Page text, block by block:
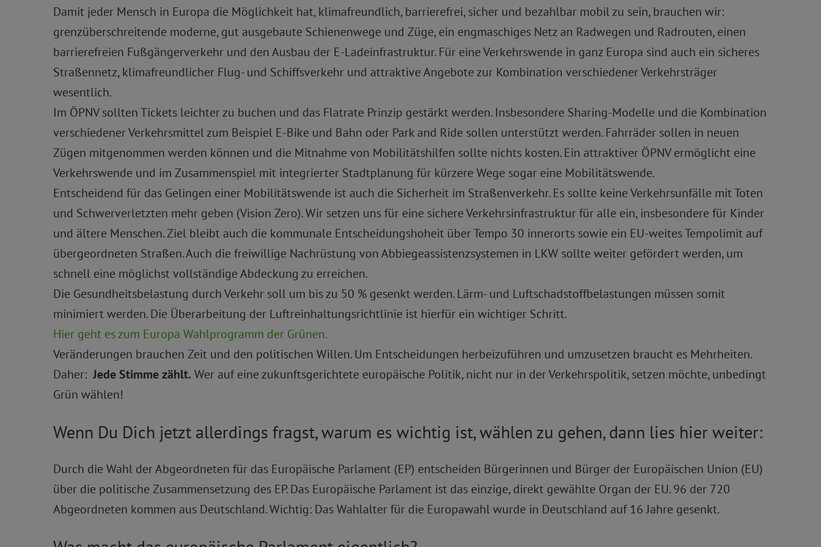
Damit jeder Mensch in Europa die Möglichkeit hat, klimafreundlich, barrierefrei, sicher und bezahlbar mobil zu sein, brauchen wir:
grenzüberschreitende moderne, gut ausgebaute Schienenwege und Züge, ein engmaschiges Netz an Radwegen und Radrouten, einen
barrierefreien Fußgängerverkehr und den Ausbau der E-Ladeinfrastruktur. Für eine Verkehrswende in ganz Europa sind auch ein sicheres
Straßennetz, klimafreundlicher Flug- und Schiffsverkehr und attraktive Angebote zur Kombination verschiedener Verkehrsträger
wesentlich.
Im ÖPNV sollten Tickets leichter zu buchen und das Flatrate Prinzip gestärkt werden. Insbesondere Sharing-Modelle und die Kombination
verschiedener Verkehrsmittel zum Beispiel E-Bike und Bahn oder Park and Ride sollen unterstützt werden. Fahrräder sollen in neuen
Zügen mitgenommen werden können und die Mitnahme von Mobilitätshilfen sollte nichts kosten. Ein attraktiver ÖPNV ermöglicht eine
Verkehrswende und im Zusammenspiel mit integrierter Stadtplanung für kürzere Wege sogar eine Mobilitätswende.
Entscheidend für das Gelingen einer Mobilitätswende ist auch die Sicherheit im Straßenverkehr. Es sollte keine Verkehrsunfälle mit Toten
und Schwerverletzten mehr geben (Vision Zero). Wir setzen uns für eine sichere Verkehrsinfrastruktur für alle ein, insbesondere für Kinder
und ältere Menschen. Ziel bleibt auch die kommunale Entscheidungshoheit über Tempo 30 innerorts sowie ein EU-weites Tempolimit auf
übergeordneten Straßen. Auch die freiwillige Nachrüstung von Abbiegeassistenzsystemen in LKW sollte weiter gefördert werden, um
schnell eine möglichst vollständige Abdeckung zu erreichen.
Die Gesundheitsbelastung durch Verkehr soll um bis zu 50 % gesenkt werden. Lärm- und Luftschadstoffbelastungen müssen somit
minimiert werden. Die Überarbeitung der Luftreinhaltungsrichtlinie ist hierfür ein wichtiger Schritt.
Hier geht es zum Europa Wahlprogramm der Grünen.
Veränderungen brauchen Zeit und den politischen Willen. Um Entscheidungen herbeizuführen und umzusetzen braucht es Mehrheiten.
Daher:Jede Stimme zählt. Wer auf eine zukunftsgerichtete europäische Politik, nicht nur in der Verkehrspolitik, setzen möchte, unbedingt
Grün wählen!
Wenn Du Dich jetzt allerdings fragst, warum es wichtig ist, wählen zu gehen, dann lies hier weiter:
Durch die Wahl der Abgeordneten für das Europäische Parlament (EP) entscheiden Bürgerinnen und Bürger der Europäischen Union (EU)
über die politische Zusammensetzung des EP. Das Europäische Parlament ist das einzige, direkt gewählte Organ der EU. 96 der 720
Abgeordneten kommen aus Deutschland. Wichtig: Das Wahlalter für die Europawahl wurde in Deutschland auf 16 Jahre gesenkt.